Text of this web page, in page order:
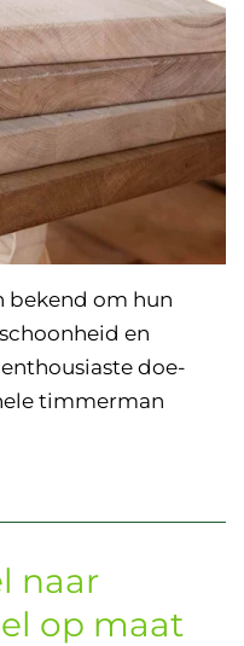
bekend om hun
en
doe-
timmerman
naar
op maat